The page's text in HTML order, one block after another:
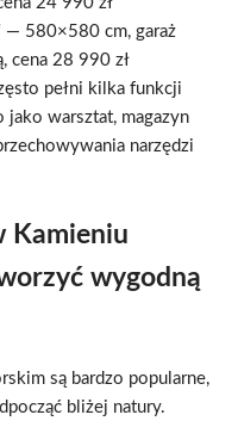
— 580×580 cm, garaż
cena 28 990 zł
pełni kilka funkcji
warsztat, magazyn
narzędzi
Kamieniu
wygodną
są bardzo popularne,
bliżej natury.